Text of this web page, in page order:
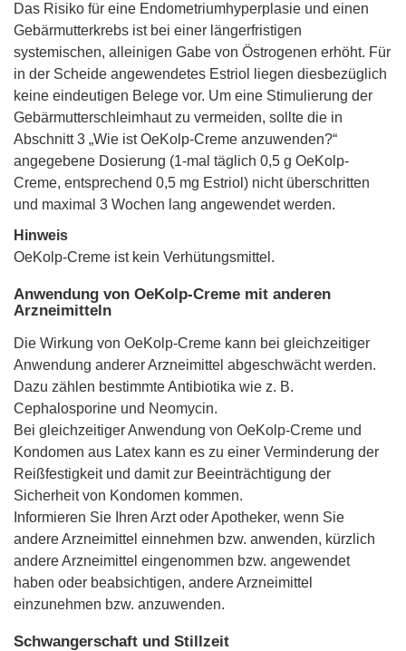
Das Risiko für eine Endometriumhyperplasie und einen
Gebärmutterkrebs ist bei einer längerfristigen
systemischen, alleinigen Gabe von Östrogenen erhöht. Für
in der Scheide angewendetes Estriol liegen diesbezüglich
keine eindeutigen Belege vor. Um eine Stimulierung der
Gebärmutterschleimhaut zu vermeiden, sollte die in
Abschnitt 3 „Wie ist OeKolp-Creme anzuwenden?“
angegebene Dosierung (1-mal täglich 0,5 g OeKolp-
Creme, entsprechend 0,5 mg Estriol) nicht überschritten
und maximal 3 Wochen lang angewendet werden.
Hinweis
OeKolp-Creme ist kein Verhütungsmittel.
Anwendung von OeKolp-Creme mit anderen
Arzneimitteln
Die Wirkung von OeKolp-Creme kann bei gleichzeitiger
Anwendung anderer Arzneimittel abgeschwächt werden.
Dazu zählen bestimmte Antibiotika wie z. B.
Cephalosporine und Neomycin.
Bei gleichzeitiger Anwendung von OeKolp-Creme und
Kondomen aus Latex kann es zu einer Verminderung der
Reißfestigkeit und damit zur Beeinträchtigung der
Sicherheit von Kondomen kommen.
Informieren Sie Ihren Arzt oder Apotheker, wenn Sie
andere Arzneimittel einnehmen bzw. anwenden, kürzlich
andere Arzneimittel eingenommen bzw. angewendet
haben oder beabsichtigen, andere Arzneimittel
einzunehmen bzw. anzuwenden.
Schwangerschaft und Stillzeit